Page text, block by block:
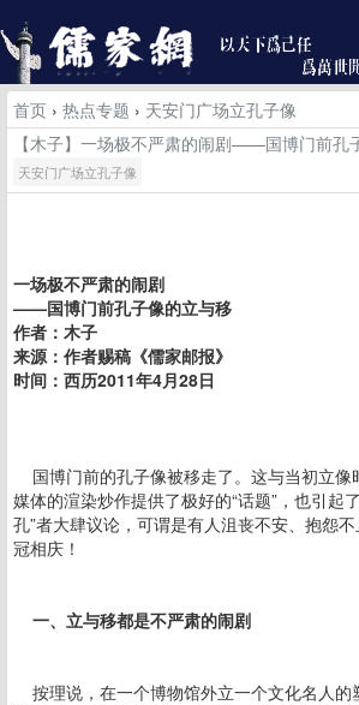
首页 › 热点专题 › 天安门广场立孔子像
【木子】一场极不严肃的闹剧——国博门前孔
天安门广场立孔子像
一场极不严肃的闹剧
——国博门前孔子像的立与移
作者：木子
来源：作者赐稿《儒家邮报》
时间：西历2011年4月28日
国博门前的孔子像被移走了。这与当初立像
媒体的渲染炒作提供了极好的“话题”，也引起
孔”者大肆议论，可谓是有人沮丧不安、抱怨
冠相庆！
一、立与移都是不严肃的闹剧
按理说，在一个博物馆外立一个文化名人的